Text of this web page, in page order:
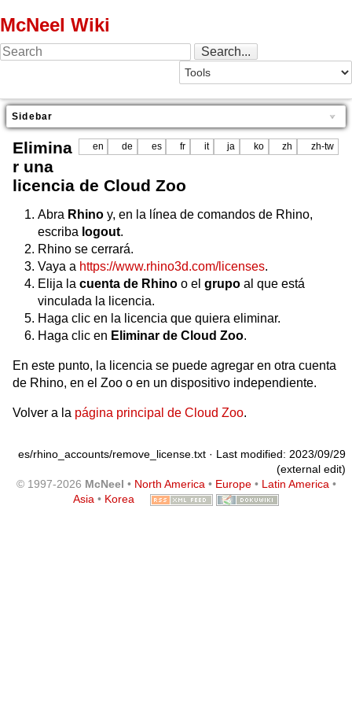
McNeel Wiki
Sidebar
en de es fr it ja ko zh zh-tw
Elimina
r una
licencia de Cloud Zoo
Abra Rhino y, en la línea de comandos de Rhino,
escriba logout.
Rhino se cerrará.
Vaya a https://www.rhino3d.com/licenses.
Elija la cuenta de Rhino o el grupo al que está
vinculada la licencia.
Haga clic en la licencia que quiera eliminar.
Haga clic en Eliminar de Cloud Zoo.
En este punto, la licencia se puede agregar en otra cuenta
de Rhino, en el Zoo o en un dispositivo independiente.
Volver a la página principal de Cloud Zoo.
es/rhino_accounts/remove_license.txt · Last modified: 2023/09/29
(external edit)
© 1997-2026 McNeel • North America • Europe• Latin America •
Asia • Korea